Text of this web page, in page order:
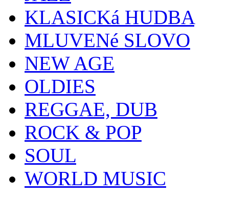
KLASICKá HUDBA
MLUVENé SLOVO
NEW AGE
OLDIES
REGGAE, DUB
ROCK & POP
SOUL
WORLD MUSIC